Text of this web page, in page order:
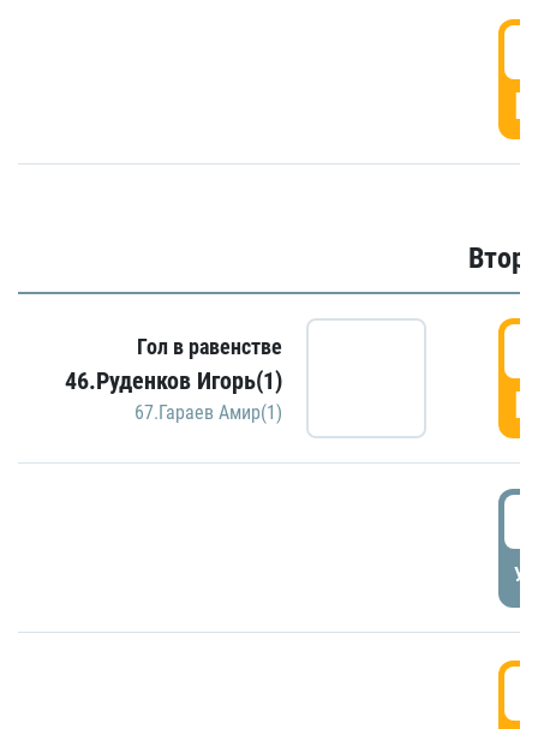
Гол в равенстве
46.Руденков Игорь(1)
67.Гараев Амир(1)